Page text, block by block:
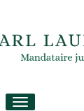
Toggle